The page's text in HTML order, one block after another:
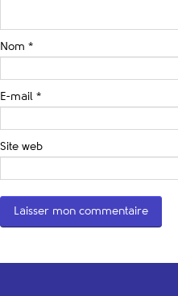
Nom *
E-mail *
Site web